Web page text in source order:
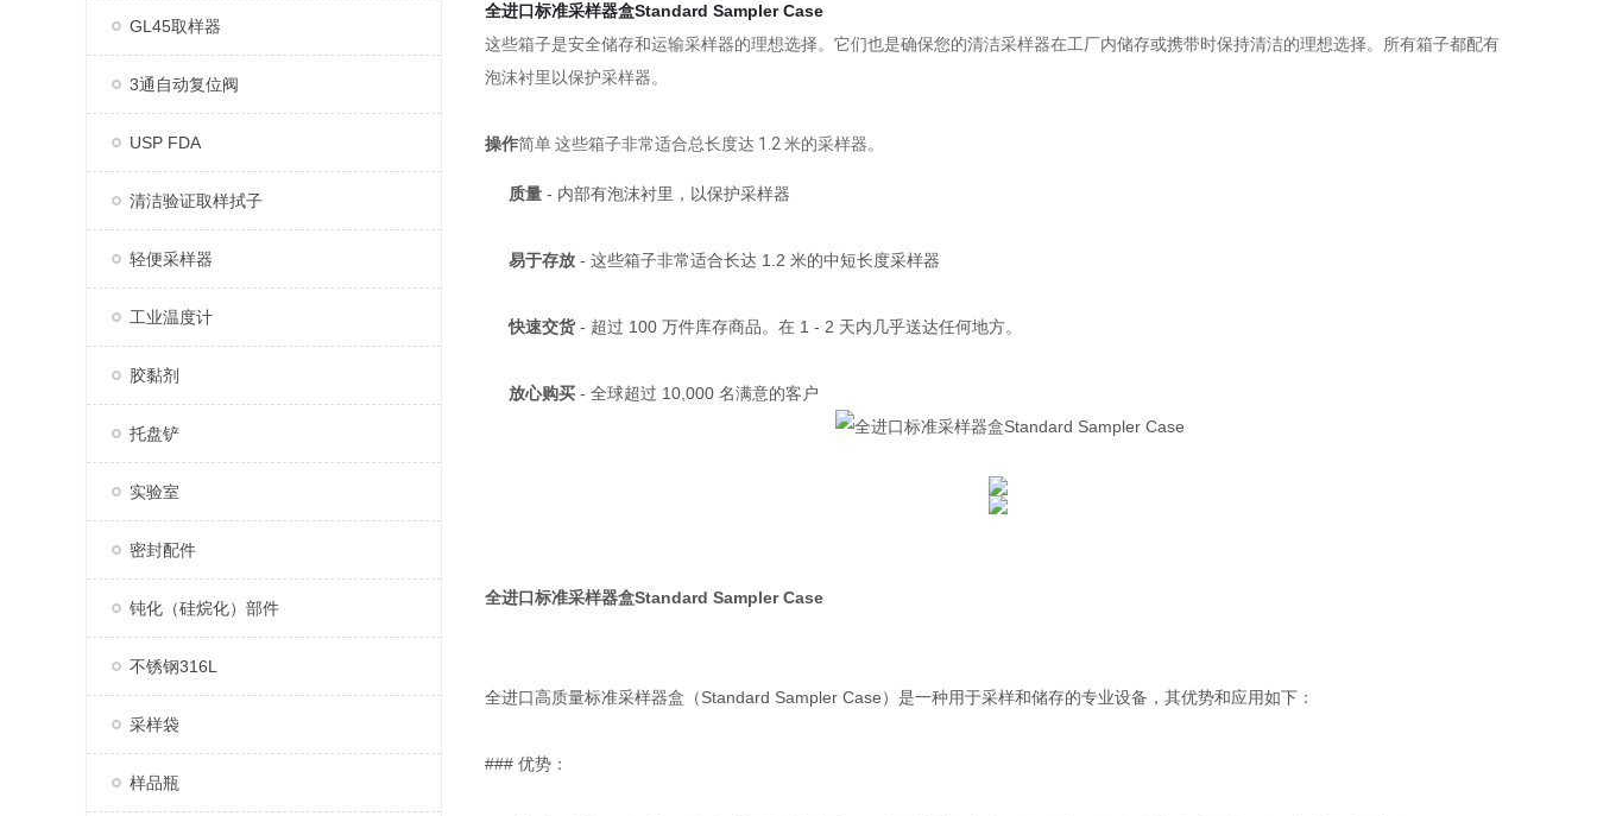
GL45取样器
3通自动复位阀
USP FDA
清洁验证取样拭子
轻便采样器
工业温度计
胶黏剂
托盘铲
实验室
密封配件
钝化（硅烷化）部件
不锈钢316L
采样袋
样品瓶
全进口标准采样器盒Standard Sampler Case
这些箱子是安全储存和运输采样器的理想选择。它们也是确保您的清洁采样器在工厂内储存或携带时保持清洁的理想选择。所有箱子都配有
泡沫衬里以保护采样器。
操作简单 这些箱子非常适合总长度达 1.2 米的采样器。
质量 - 内部有泡沫衬里，以保护采样器
易于存放 - 这些箱子非常适合长达 1.2 米的中短长度采样器
快速交货- 超过 100 万件库存商品。在 1 - 2 天内几乎送达任何地方。
放心购买 - 全球超过 10,000 名满意的客户
全进口标准采样器盒Standard Sampler Case
全进口高质量标准采样器盒（Standard Sampler Case）是一种用于采样和储存的专业设备，其优势和应用如下：
### 优势：